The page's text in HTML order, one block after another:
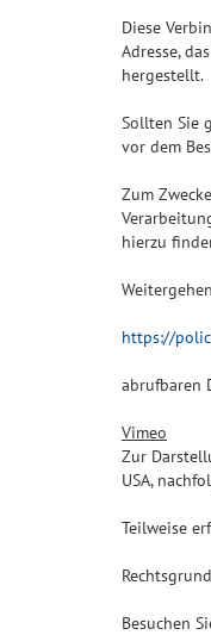
Diese
Adresse,
hergestellt.
Sollten Sie
vor dem
Zum
hierzu
https://
abrufbaren
Vimeo
Zur
USA,
Teilweise
Besuchen